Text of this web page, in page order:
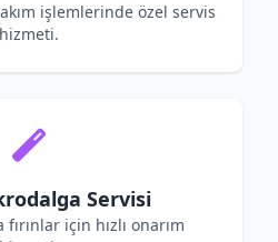
işlemlerinde özel servis
hizmeti.
Servisi
için hızlı onarım